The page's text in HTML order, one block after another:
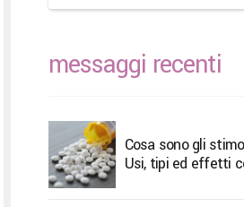
messaggi recenti
Cosa sono gli
Usi, tipi ed effetti